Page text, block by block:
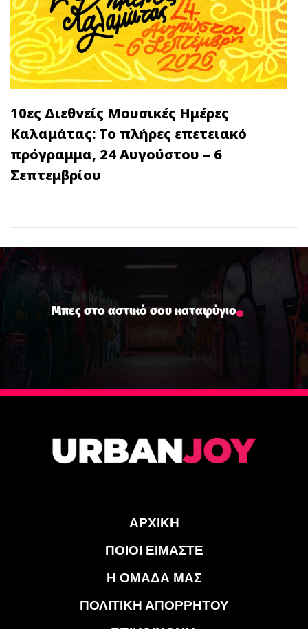
10ες Διεθνείς Μουσικές Ημέρες
Καλαμάτας: Το πλήρες επετειακό
πρόγραμμα, 24 Αυγούστου – 6
Σεπτεμβρίου
Μπες στο αστικό σου καταφύγιο
ΑΡΧΙΚΗ
ΠΟΙΟΙ ΕΙΜΑΣΤΕ
Η ΟΜΑΔΑ ΜΑΣ
ΠΟΛΙΤΙΚΗ ΑΠΟΡΡΗΤΟΥ